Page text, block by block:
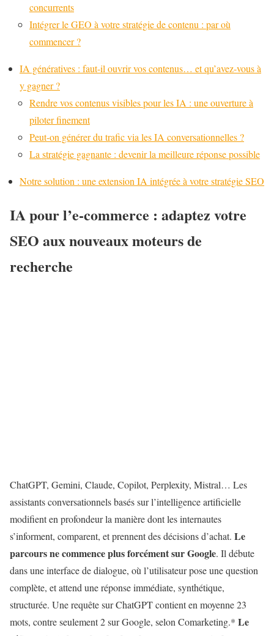
concurrents
Intégrer le GEO à votre stratégie de contenu : par où
commencer ?
IA génératives : faut-il ouvrir vos contenus… et qu’avez-vous à
y gagner ?
Rendre vos contenus visibles pour les IA : une ouverture à
piloter finement
Peut-on générer du trafic via les IA conversationnelles ?
La stratégie gagnante : devenir la meilleure réponse possible
Notre solution : une extension IA intégrée à votre stratégie SEO
IA pour l’e-commerce : adaptez votre
SEO aux nouveaux moteurs de
recherche
ChatGPT, Gemini, Claude, Copilot, Perplexity, Mistral… Les
assistants conversationnels basés sur l’intelligence artificielle
modifient en profondeur la manière dont les internautes
s’informent, comparent, et prennent des décisions d’achat. Le
parcours ne commence plus forcément sur Google. Il débute
dans une interface de dialogue, où l’utilisateur pose une question
complète, et attend une réponse immédiate, synthétique,
structurée. Une requête sur ChatGPT contient en moyenne 23
mots, contre seulement 2 sur Google, selon Comarketing.* Le